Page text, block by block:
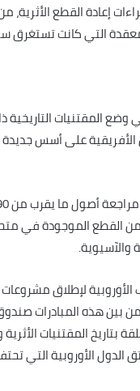
إعادة القطع
التي كانت
المقتنيات التاريخية
الأفريقية على أسس
القطع الموجودة في
والآسيوية.
لإطلاق
بين هذه المبادرات
بتاريخ المقتنيات
الدول الأوروبية التي